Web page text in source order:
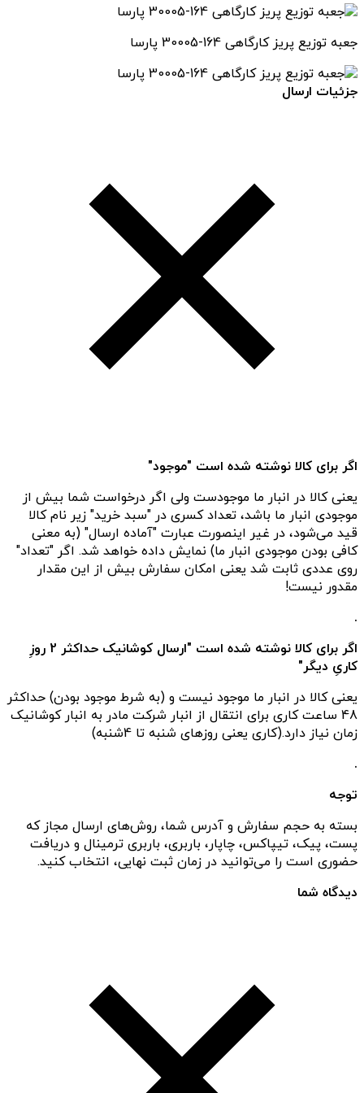
جعبه توزیع پریز کارگاهی 164-30005 پارسا
جزئیات ارسال
اگر برای کالا نوشته شده است "موجود"
یعنی کالا در انبار ما موجودست ولی اگر درخواست شما بیش از
موجودی انبار ما باشد، تعداد کسری در "سبد خرید" زیر نام کالا
قید می‌شود، در غیر اینصورت عبارت "آماده ارسال" (به معنی
کافی بودن موجودی انبار ما) نمایش داده خواهد شد. اگر "تعداد"
روی عددی ثابت شد یعنی امکان سفارش بیش از این مقدار
مقدور نیست!
.
اگر برای کالا نوشته شده است "ارسال کوشانیک حداکثر 2 روزِ
کاریِ دیگر"
یعنی کالا در انبار ما موجود نیست و (به شرط موجود بودن) حداکثر
48 ساعت کاری برای انتقال از انبار شرکت مادر به انبار کوشانیک
زمان نیاز دارد.(کاری یعنی روزهای شنبه تا 4شنبه)
.
توجه
بسته به حجم سفارش و آدرس شما، روش‌های ارسال مجاز که
پست، پیک، تیپاکس، چاپار، باربری، باربری ترمینال و دریافت
حضوری است را می‌توانید در زمان ثبت نهایی، انتخاب کنید.
دیدگاه شما